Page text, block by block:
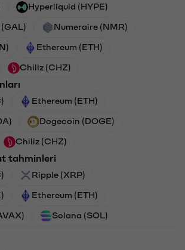
Hyperliquid (HYPE)
Numeraire (NMR)
Ethereum (ETH)
Chiliz (CHZ)
Ethereum (ETH)
Dogecoin (DOGE)
Chiliz (CHZ)
tahminleri
Ripple (XRP)
Ethereum (ETH)
Solana (SOL)